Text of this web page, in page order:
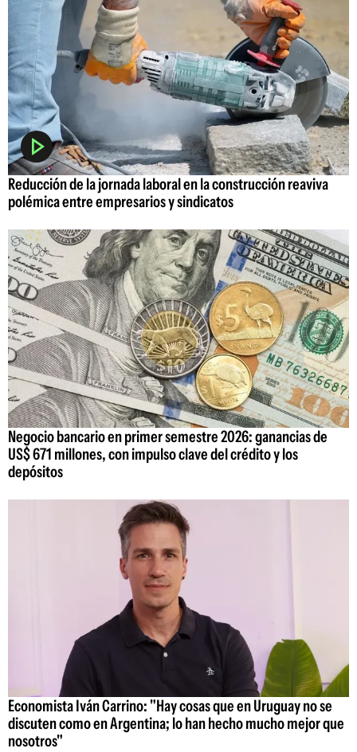
Reducción de la jornada laboral en la construcción reaviva
polémica entre empresarios y sindicatos
Negocio bancario en primer semestre 2026: ganancias de
US$ 671 millones, con impulso clave del crédito y los
depósitos
Economista Iván Carrino: "Hay cosas que en Uruguay no se
discuten como en Argentina; lo han hecho mucho mejor que
nosotros"